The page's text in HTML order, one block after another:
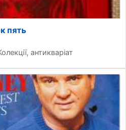
пять
антикваріат